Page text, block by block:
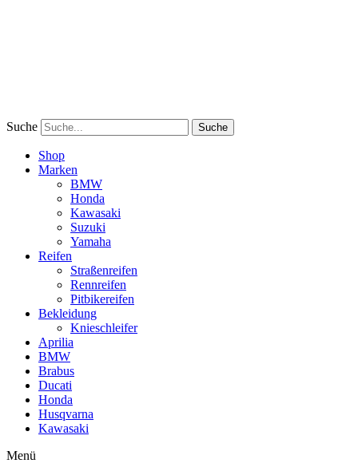
Suche Suche
Shop
Marken
BMW
Honda
Kawasaki
Suzuki
Yamaha
Reifen
Straßenreifen
Rennreifen
Pitbikereifen
Bekleidung
Knieschleifer
Aprilia
BMW
Brabus
Ducati
Honda
Husqvarna
Kawasaki
Menü